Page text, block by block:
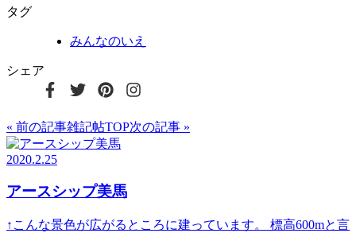
タグ
みんなのいえ
シェア
« 前の記事雑記帖TOP次の記事 »
2020.2.25
アースシップ美馬
↑こんな景色が広がるところに建っています。 標高600mと言